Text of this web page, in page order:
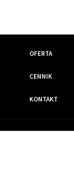
OFERTA
CENNIK
KONTAKT